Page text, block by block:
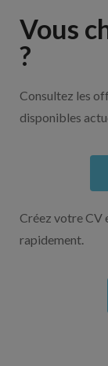
Vous
?
Consultez les
disponibles
Créez votre CV
rapidement.